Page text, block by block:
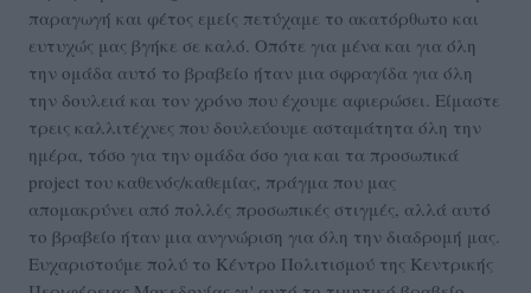
παραγωγή και φέτος εμείς πετύχαμε το ακατόρθωτο και
ευτυχώς μας βγήκε σε καλό. Οπότε για μένα και για όλη
την ομάδα αυτό το βραβείο ήταν μια σφραγίδα για όλη
την δουλειά και τον χρόνο που έχουμε αφιερώσει. Είμαστε
τρεις καλλιτέχνες που δουλεύουμε ασταμάτητα όλη την
ημέρα, τόσο για την ομάδα όσο για και τα προσωπικά
project του καθενός/καθεμίας, πράγμα που μας
απομακρύνει από πολλές προσωπικές στιγμές, αλλά αυτό
το βραβείο ήταν μια ανγνώριση για όλη την διαδρομή μας.
Ευχαριστούμε πολύ το Κέντρο Πολιτισμού της Κεντρικής